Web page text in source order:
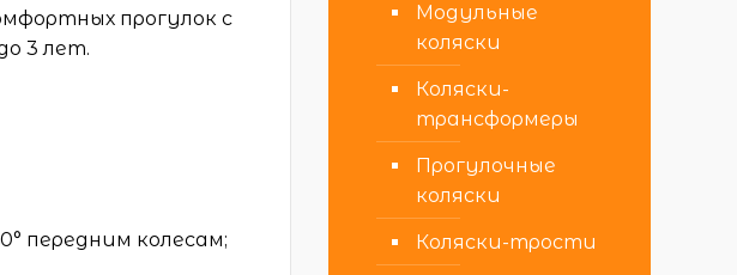
прогулок c
3 лет.
передним колесам;
Модульные
коляски
Коляски-
трансформеры
Прогулочные
коляски
Коляски-трости